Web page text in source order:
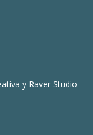
y Raver Studio